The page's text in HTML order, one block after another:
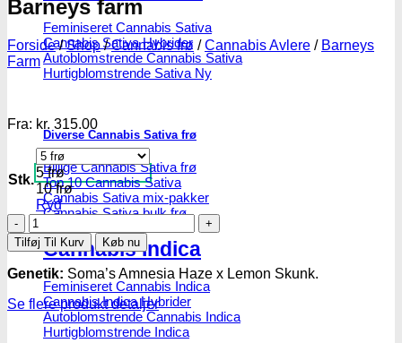
Feminiseret Cannabis Sativa
Cannabis Sativa Hybrider
Autoblomstrende Cannabis Sativa
Hurtigblomstrende Sativa
Diverse Cannabis Sativa frø
Billige Cannabis Sativa frø
Top 10 Cannabis Sativa
Cannabis Sativa mix-pakker
Cannabis Sativa bulk frø
Cannabis Indica
Feminiseret Cannabis Indica
Cannabis Indica Hybrider
Autoblomstrende Cannabis Indica
Hurtigblomstrende Indica
Barneys farm
Forside / Shop / Cannabis frø / Cannabis Avlere / Barneys
Farm
Fra: kr. 315.00
Stk.5 frø
10 frø
Ryd
Amnesia
Lemon
Fem.
cannabis
frø
-
Barneys
farm
Tilføj Til Kurv Køb nu
Genetik: Soma’s Amnesia Haze x Lemon Skunk.
Se flere produkt detaljer